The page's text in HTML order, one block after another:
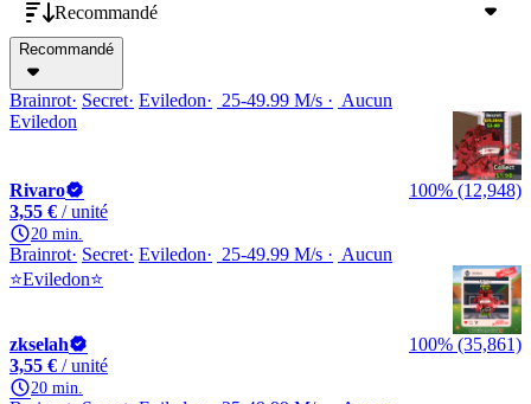
Recommandé
Recommandé
Brainrot Secret Eviledon 25-49.99 M/s
Aucun
Eviledon
Rivaro
100% (12,948)
3,55 € / unité
20 min.
Brainrot Secret Eviledon 25-49.99 M/s
Aucun
⭐Eviledon⭐
zkselah
100% (35,861)
3,55 € / unité
20 min.